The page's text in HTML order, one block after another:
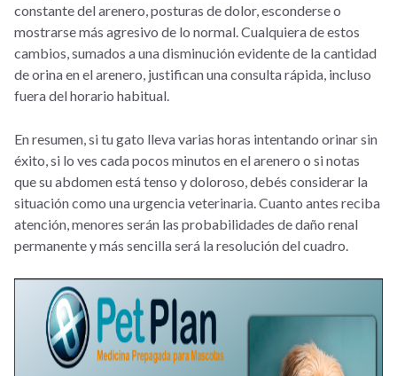
constante del arenero, posturas de dolor, esconderse o
mostrarse más agresivo de lo normal. Cualquiera de estos
cambios, sumados a una disminución evidente de la cantidad
de orina en el arenero, justifican una consulta rápida, incluso
fuera del horario habitual.
En resumen, si tu gato lleva varias horas intentando orinar sin
éxito, si lo ves cada pocos minutos en el arenero o si notas
que su abdomen está tenso y doloroso, debés considerar la
situación como una urgencia veterinaria. Cuanto antes reciba
atención, menores serán las probabilidades de daño renal
permanente y más sencilla será la resolución del cuadro.